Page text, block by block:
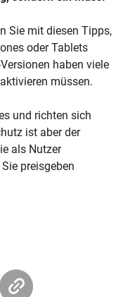
Sie mit diesen Tipps,
oder Tablets
haben viele
müssen.
und richten sich
ist aber der
als Nutzer
preisgeben